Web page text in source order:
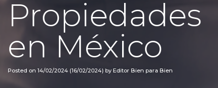
Propiedades
en México
Posted on 14/02/2024 (16/02/2024) by Editor Bien para Bien